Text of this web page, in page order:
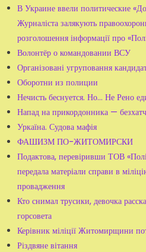
В Украине ввели политические
Журналіста залякують
розголошення інформації про
Волонтёр о командовании ВСУ
Організовані угруповання
Оборотни из полиции
Нечисть беснуется. Но... Не Рено
Напад на прикордонника —
Уркаїна. Судова мафія
ФАШИЗМ ПО-ЖИТОМИРСКИ
Подактова, перевіривши ТОВ
передала матеріали справи в
провадження
Кто снимал трусики, девочка
горсовета
Керівник міліції Житомирщини
Різдвяне вітання